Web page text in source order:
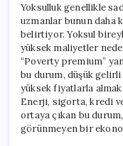
Yoksulluk genellikle
uzmanlar bunun daha
belirtiyor. Yoksul
yüksek maliyetler
“Poverty premium”
bu durum, düşük
yüksek fiyatlarla
Enerji, sigorta, kredi
ortaya çıkan bu
görünmeyen bir